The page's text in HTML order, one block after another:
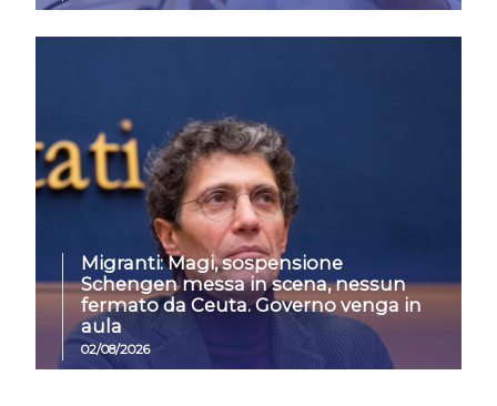
Migranti: Magi, sospensione
Schengen messa in scena, nessun
fermato da Ceuta. Governo venga in
aula
02/08/2026